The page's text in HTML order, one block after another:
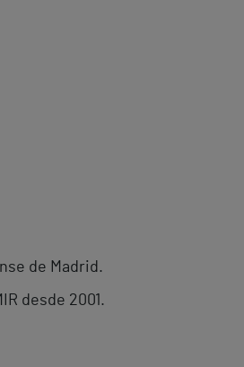
de Madrid.
desde 2001.